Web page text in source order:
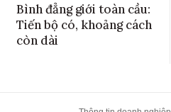
Bình đẳng giới toàn cầu:
Tiến bộ có, khoảng cách
còn dài